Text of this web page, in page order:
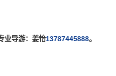
导游：姜怡13787445888。